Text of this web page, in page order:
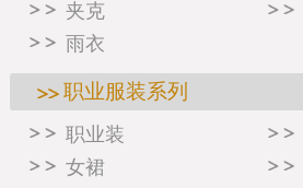
夹克
雨衣
职业服装系列
职业装
女裙